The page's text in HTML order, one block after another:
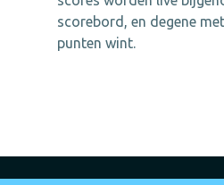
scorebord, en degene
punten wint.